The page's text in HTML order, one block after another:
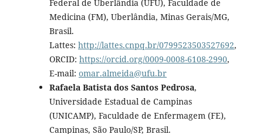
Federal de Uberlândia (UFU), Faculdade de
Medicina (FM), Uberlândia, Minas Gerais/MG,
Brasil.
Lattes: http://lattes.cnpq.br/0799523503527692,
ORCID: https://orcid.org/0009-0008-6108-2990,
E-mail: omar.almeida@ufu.br
Rafaela Batista dos Santos Pedrosa,
Universidade Estadual de Campinas
(UNICAMP), Faculdade de Enfermagem (FE),
Campinas, São Paulo/SP, Brasil.